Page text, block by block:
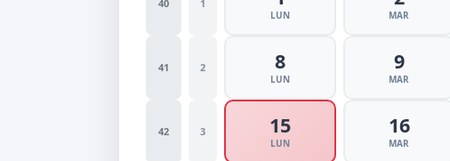
40 1
LUN MAR
41 2 8
LUN
9
MAR
42 3 15
LUN
16
MAR